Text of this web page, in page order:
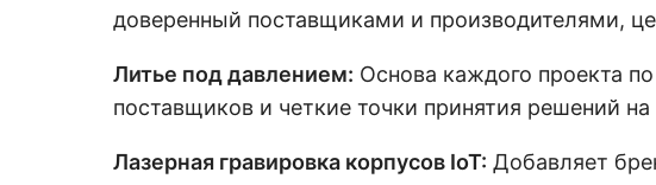
доверенный поставщиками и производителями,
Литье под давлением: Основа каждого проекта
поставщиков и четкие точки принятия решений
Лазерная гравировка корпусов IoT: Добавляет